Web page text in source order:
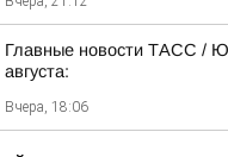
Главные новости ТАСС /
августа:
Вчера, 18:06